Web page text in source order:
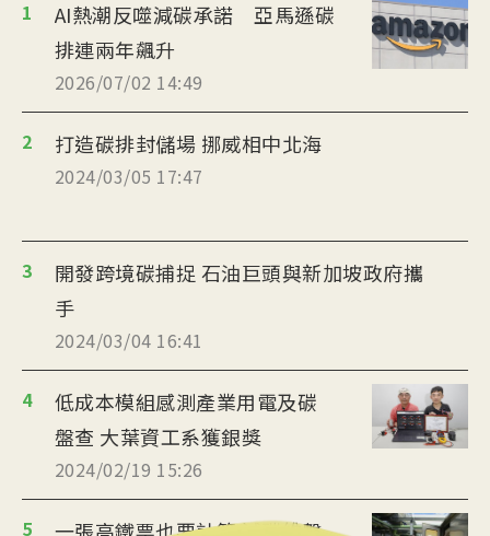
1
AI熱潮反噬減碳承諾 亞馬遜碳
排連兩年飆升
2026/07/02 14:49
2 打造碳排封儲場 挪威相中北海
2024/03/05 17:47
3
開發跨境碳捕捉 石油巨頭與新加坡政府攜
手
2024/03/04 16:41
4
低成本模組感測產業用電及碳
盤查 大葉資工系獲銀獎
2024/02/19 15:26
5